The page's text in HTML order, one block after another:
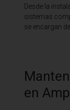
Desde la
sistemas
se encargan
en